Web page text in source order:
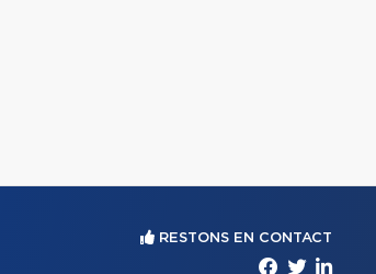
RESTONS EN CONTACT